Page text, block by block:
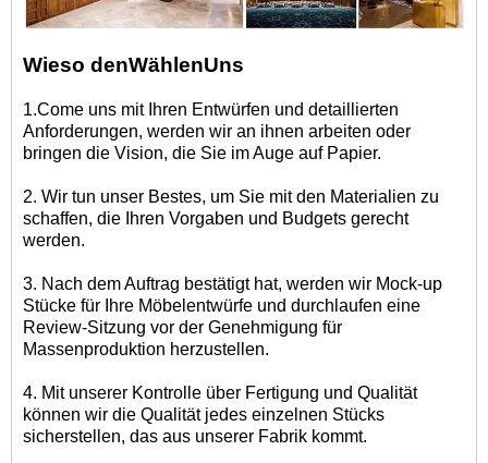
Wieso denWählenUns
1.Come uns mit Ihren Entwürfen und detaillierten
Anforderungen, werden wir an ihnen arbeiten oder
bringen die Vision, die Sie im Auge auf Papier.
2. Wir tun unser Bestes, um Sie mit den Materialien zu
schaffen, die Ihren Vorgaben und Budgets gerecht
werden.
3. Nach dem Auftrag bestätigt hat, werden wir Mock-up
Stücke für Ihre Möbelentwürfe und durchlaufen eine
Review-Sitzung vor der Genehmigung für
Massenproduktion herzustellen.
4. Mit unserer Kontrolle über Fertigung und Qualität
können wir die Qualität jedes einzelnen Stücks
sicherstellen, das aus unserer Fabrik kommt.